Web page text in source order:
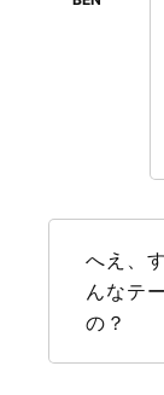
へえ、
んなテ
の？